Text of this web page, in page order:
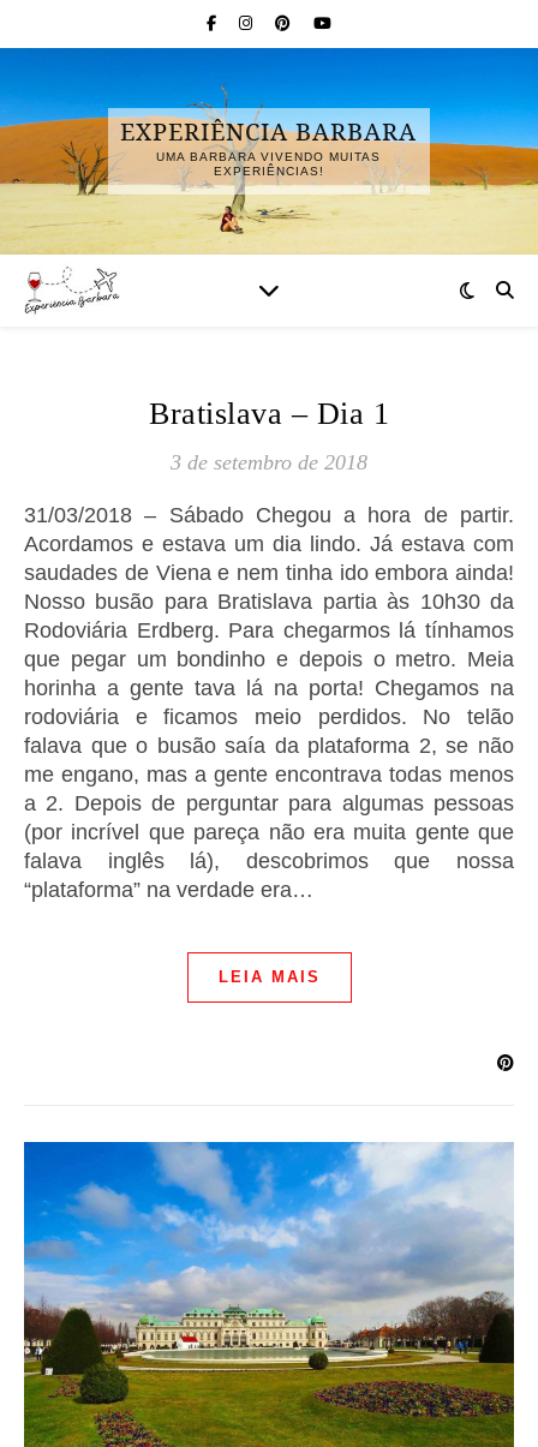
EXPERIÊNCIA BARBARA
UMA BARBARA VIVENDO MUITAS
EXPERIÊNCIAS!
Bratislava – Dia 1
3 de setembro de 2018
31/03/2018 – Sábado Chegou a hora de partir.
Acordamos e estava um dia lindo. Já estava com
saudades de Viena e nem tinha ido embora ainda!
Nosso busão para Bratislava partia às 10h30 da
Rodoviária Erdberg. Para chegarmos lá tínhamos
que pegar um bondinho e depois o metro. Meia
horinha a gente tava lá na porta! Chegamos na
rodoviária e ficamos meio perdidos. No telão
falava que o busão saía da plataforma 2, se não
me engano, mas a gente encontrava todas menos
a 2. Depois de perguntar para algumas pessoas
(por incrível que pareça não era muita gente que
falava inglês lá), descobrimos que nossa
“plataforma” na verdade era…
LEIA MAIS